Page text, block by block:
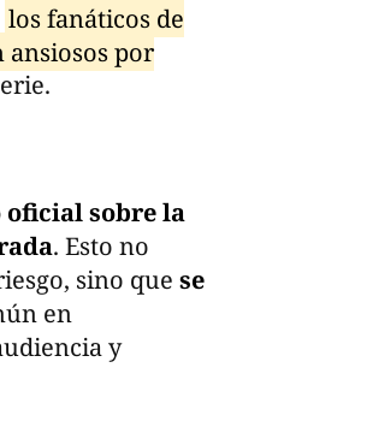
los fanáticos de
ansiosos por
oficial sobre la
. Esto no
sino que se
en
y